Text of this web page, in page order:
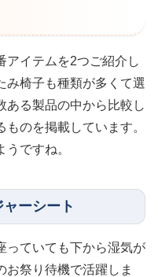
アイテムを2つご紹介し
み椅子も種類が多くて選
ある製品の中から比較し
のを掲載しています。
ですね。
ーシート
っていても下から湿気が
お祭り待機で活躍しま